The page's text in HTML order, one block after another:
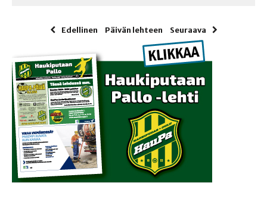
Edellinen Päivän lehteen Seuraava